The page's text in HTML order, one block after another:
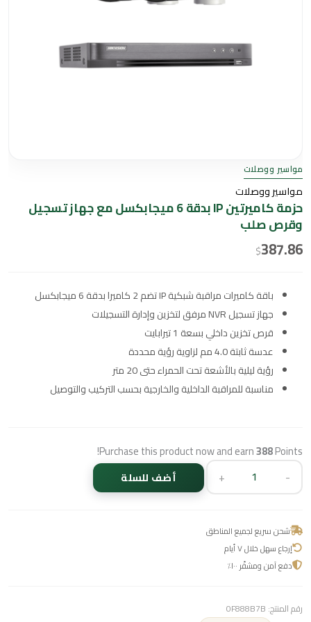
مواسير ووصلات
مواسير ووصلات
حزمة كاميرتين IP بدقة 6 ميجابكسل مع جهاز تسجيل
وقرص صلب
$387.86
باقة كاميرات مراقبة شبكية IP تضم 2 كاميرا بدقة 6 ميجابكسل
جهاز تسجيل NVR مرفق لتخزين وإدارة التسجيلات
قرص تخزين داخلي بسعة 1 تيرابايت
عدسة ثابتة 4.0 مم لزاوية رؤية محددة
رؤية ليلية بالأشعة تحت الحمراء حتى 20 متر
مناسبة للمراقبة الداخلية والخارجية بحسب التركيب والتوصيل
Purchase this product now and earn388Points!
-
+ أضف للسلة
شحن سريع لجميع المناطق
إرجاع سهل خلال ٧ أيام
دفع آمن ومشفّر ١٠٠٪
رقم المنتج: 0F888B7B